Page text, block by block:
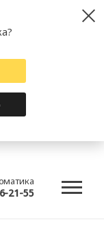
21-55